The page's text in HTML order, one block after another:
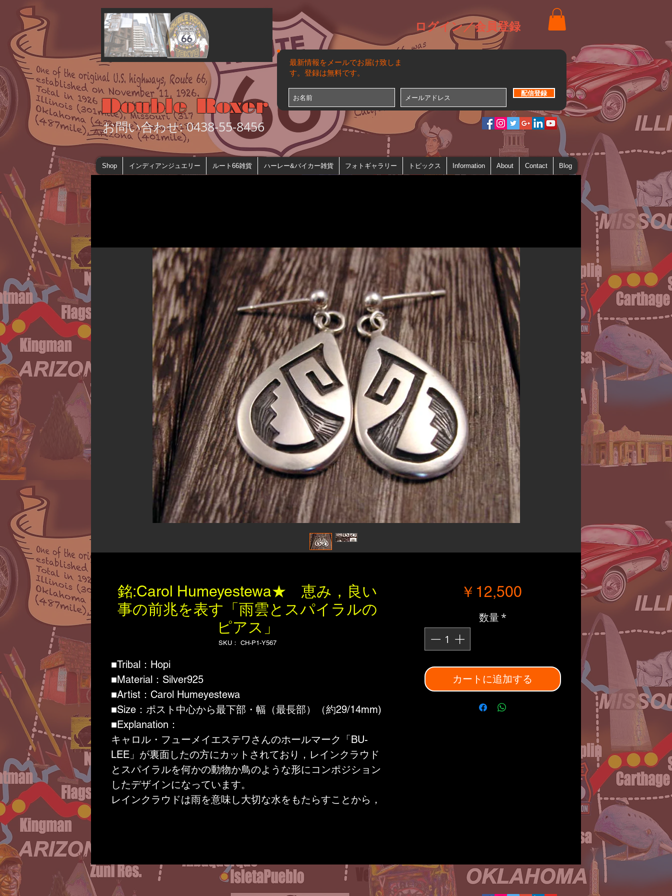
お問い合わせ: 0438-55-8456
Double Roxer
ログイン／会員登録
最新情報をメールでお届け致しま
す。登録は無料です。
配信登録
Shop インディアンジュエリー ルート66雑貨 ハーレー&バイカー雑貨 フォトギャラリー トピックス Information About Contact Blog
銘:Carol Humeyestewa★ 恵み，良い
事の前兆を表す「雨雲とスパイラルの
ピアス」
SKU： CH-P1-Y567
■Tribal：Hopi
■Material：Silver925
■Artist：Carol Humeyestewa
■Size：ポスト中心から最下部・幅（最長部）（約29/14mm)
■Explanation：
キャロル・フューメイエステワさんのホールマーク「BU-
LEE」が裏面したの方にカットされており，レインクラウド
とスパイラルを何かの動物か鳥のような形にコンポジション
したデザインになっています。
レインクラウドは雨を意味し大切な水をもたらすことから，
￥12,500
数量*
カートに追加する